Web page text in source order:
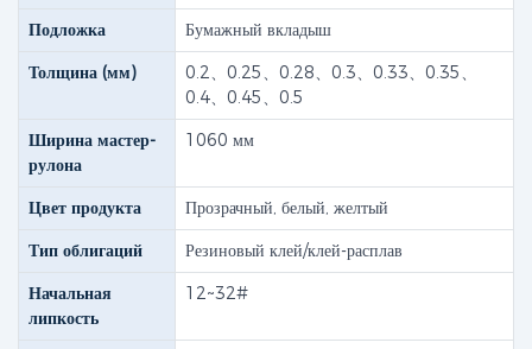
Подложка
Бумажный вкладыш
Толщина (мм)
0.2、0.25、0.28、0.3、0.33、0.35、
0.4、0.45、0.5
Ширина мастер-
рулона
1060 мм
Цвет продукта
Прозрачный, белый, желтый
Тип облигаций
Резиновый клей/клей-расплав
Начальная
липкость
12~32#